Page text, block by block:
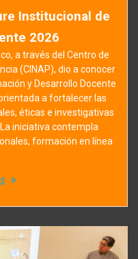
Institucional de
2026
a través del Centro de
(CINAP), dio a conocer
y Desarrollo Docente
a fortalecer las
éticas e investigativas
iniciativa contempla
formación en línea